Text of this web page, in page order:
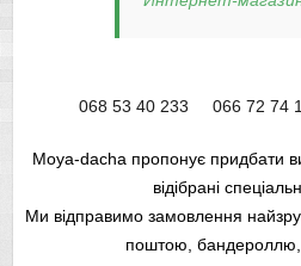
068 53 40 233 066 72 74
Moya-dacha пропонує придбати
відібрані
Ми відправимо замовлення
поштою, бандероллю,